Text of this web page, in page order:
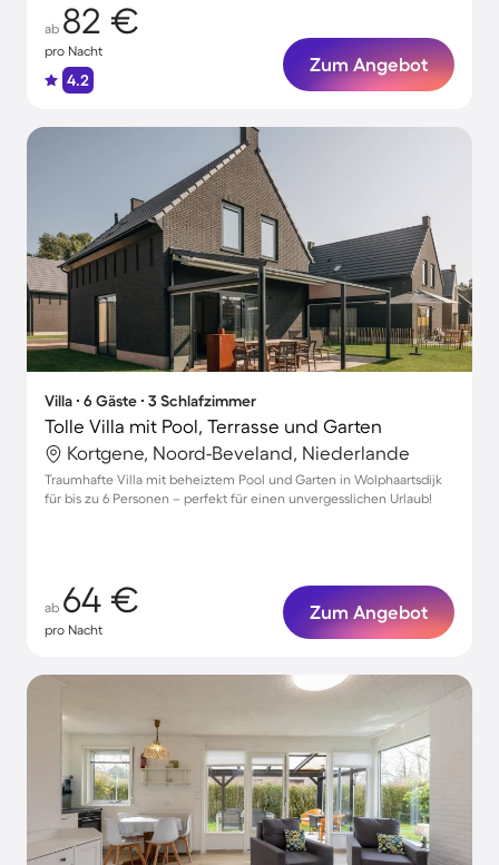
ab 82 €
pro Nacht
4.2
Zum Angebot
Villa ∙ 6 Gäste ∙ 3 Schlafzimmer
Tolle Villa mit Pool, Terrasse und Garten
Kortgene, Noord-Beveland, Niederlande
Traumhafte Villa mit beheiztem Pool und Garten in Wolphaartsdijk
für bis zu 6 Personen – perfekt für einen unvergesslichen Urlaub!
ab 64 €
pro Nacht
Zum Angebot